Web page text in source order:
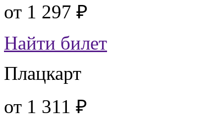
от 1 297 ₽
Найти билет
Плацкарт
от 1 311 ₽